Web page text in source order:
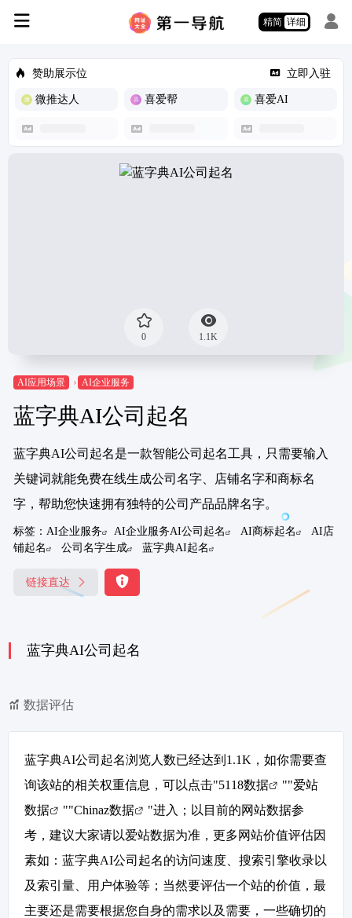
精简 详细
赞助展示位 立即入驻
微推达人 喜爱帮 喜爱AI
0 1.1K
AI应用场景 AI企业服务
蓝字典AI公司起名
蓝字典AI公司起名是一款智能公司起名工具，只需要输入
关键词就能免费在线生成公司名字、店铺名字和商标名
字，帮助您快速拥有独特的公司产品品牌名字。
标签： AI企业服务 AI企业服务AI公司起名 AI商标起名
AI店
铺起名
公司名字生成 蓝字典AI起名
链接直达
蓝字典AI公司起名
数据评估
蓝字典AI公司起名浏览人数已经达到1.1K，如你需要查
询该站的相关权重信息，可以点击"5118数据 ""爱站
数据
""Chinaz数据
"进入；以目前的网站数据参
考，建议大家请以爱站数据为准，更多网站价值评估因
素如：蓝字典AI公司起名的访问速度、搜索引擎收录以
及索引量、用户体验等；当然要评估一个站的价值，最
主要还是需要根据您自身的需求以及需要，一些确切的